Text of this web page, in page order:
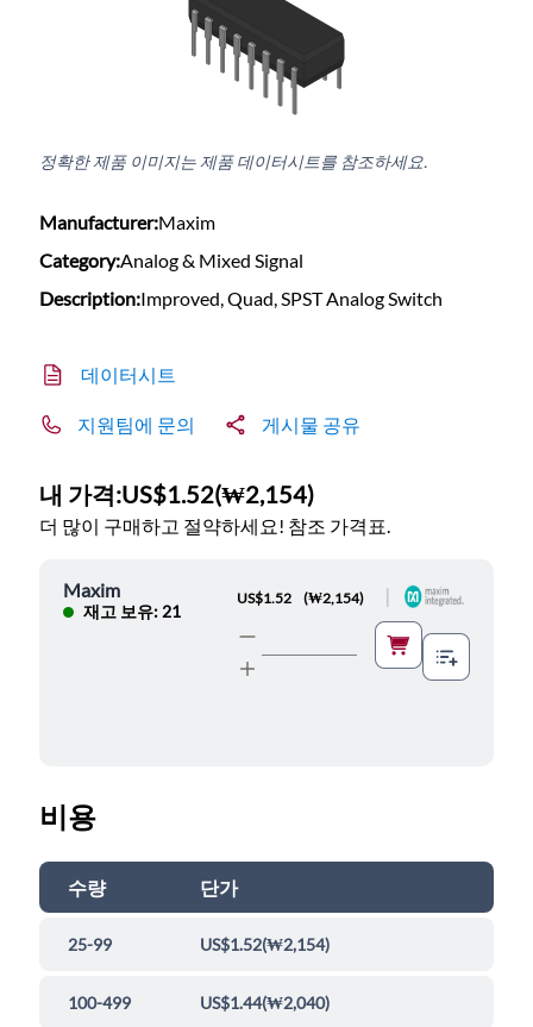
정확한 제품 이미지는 제품 데이터시트를 참조하세요.
Manufacturer:Maxim
Category:Analog & Mixed Signal
Description:Improved, Quad, SPST Analog Switch
데이터시트
지원팀에 문의 게시물 공유
내 가격:US$1.52(₩2,154)
더 많이 구매하고 절약하세요! 참조 가격표.
Maxim
재고 보유: 21
US$1.52 (₩2,154)
비용
수량 단가
25-99 US$1.52(₩2,154)
100-499 US$1.44(₩2,040)